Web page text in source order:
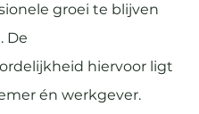
groei te blijven
De
hiervoor ligt
én werkgever.